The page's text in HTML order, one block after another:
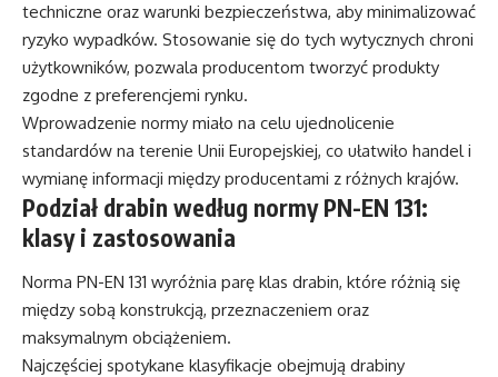
techniczne oraz warunki bezpieczeństwa, aby minimalizować
ryzyko wypadków. Stosowanie się do tych wytycznych chroni
użytkowników, pozwala producentom tworzyć produkty
zgodne z preferencjemi rynku.
Wprowadzenie normy miało na celu ujednolicenie
standardów na terenie Unii Europejskiej, co ułatwiło handel i
wymianę informacji między producentami z różnych krajów.
Podział drabin według normy PN-EN 131:
klasy i zastosowania
Norma PN-EN 131 wyróżnia parę klas drabin, które różnią się
między sobą konstrukcją, przeznaczeniem oraz
maksymalnym obciążeniem.
Najczęściej spotykane klasyfikacje obejmują drabiny